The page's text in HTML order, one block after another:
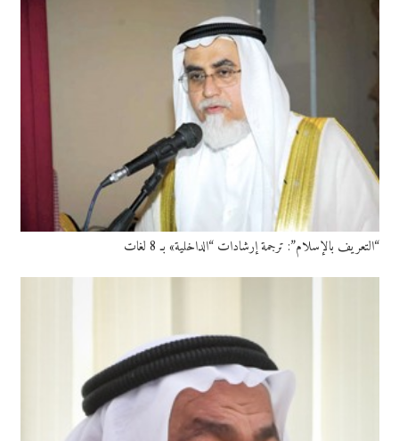
“التعريف بالإسلام”: ترجمة إرشادات “الداخلية» بـ 8 لغات